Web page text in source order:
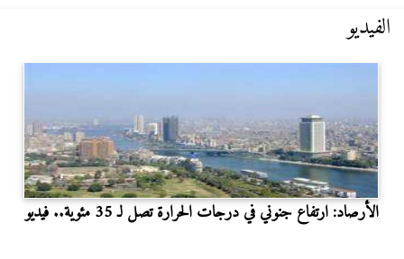
الفيديو
الأرصاد: ارتفاع جنوني في درجات الحرارة تصل لـ 35 مئوية.. فيديو